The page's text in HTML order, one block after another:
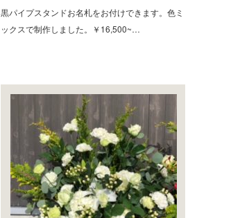
黒パイプスタンドお名札をお付けできます。色ミ
ックスで制作しました。￥16,500~…